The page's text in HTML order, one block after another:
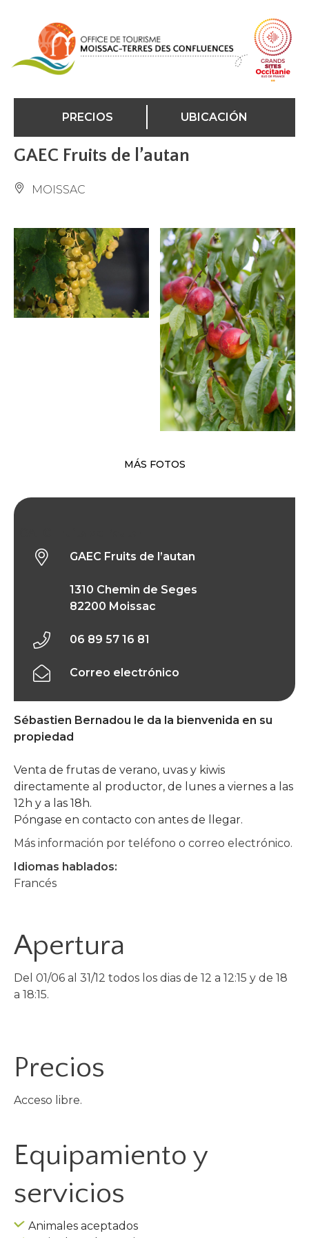
PRECIOS UBICACIÓN
GAEC Fruits de l’autan
MOISSAC
MÁS FOTOS
Sébastien Bernadou le da la bienvenida en su
propiedad
Venta de frutas de verano, uvas y kiwis
directamente al productor, de lunes a viernes a las
12h y a las 18h.
Póngase en contacto con antes de llegar.
Más información por teléfono o correo electrónico.
Idiomas hablados:
Francés
Apertura
Del 01/06 al 31/12 todos los dias de 12 a 12:15 y de 18
a 18:15.
Precios
Acceso libre.
Equipamiento y
servicios
Animales aceptados
GAEC Fruits de l’autan
1310 Chemin de Seges
82200 Moissac
06 89 57 16 81
Correo electrónico